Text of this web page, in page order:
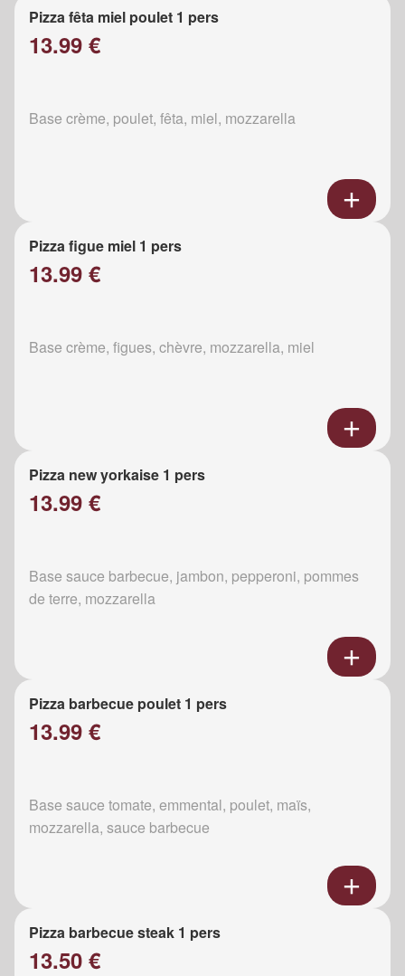
Pizza fêta miel poulet 1 pers
13.99 €
Base crème, poulet, fêta, miel, mozzarella
Pizza figue miel 1 pers
13.99 €
Base crème, figues, chèvre, mozzarella, miel
Pizza new yorkaise 1 pers
13.99 €
Base sauce barbecue, jambon, pepperoni, pommes
de terre, mozzarella
Pizza barbecue poulet 1 pers
13.99 €
Base sauce tomate, emmental, poulet, maïs,
mozzarella, sauce barbecue
Pizza barbecue steak 1 pers
13.50 €